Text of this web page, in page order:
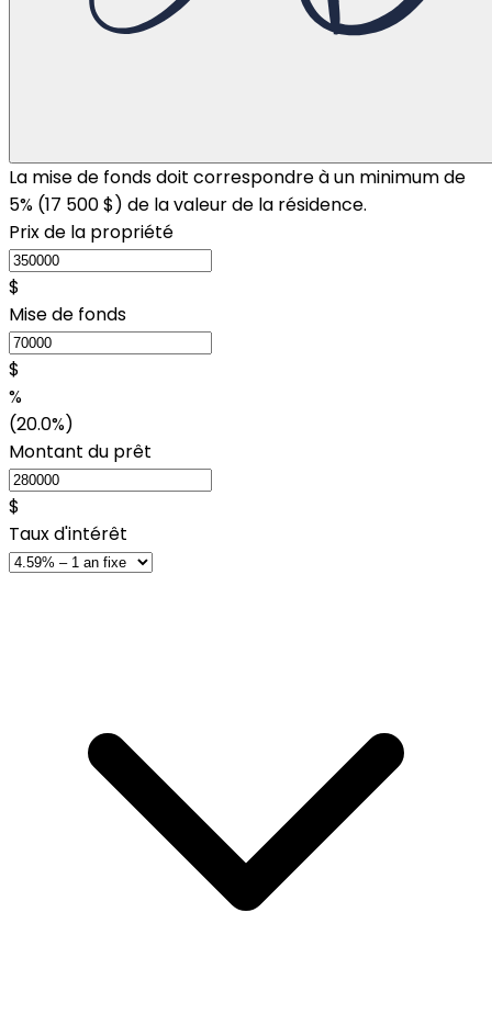
La mise de fonds doit correspondre à un minimum de
5% (17 500 $) de la valeur de la résidence.
Prix de la propriété
$
Mise de fonds
$
%
(20.0%)
Montant du prêt
$
Taux d'intérêt